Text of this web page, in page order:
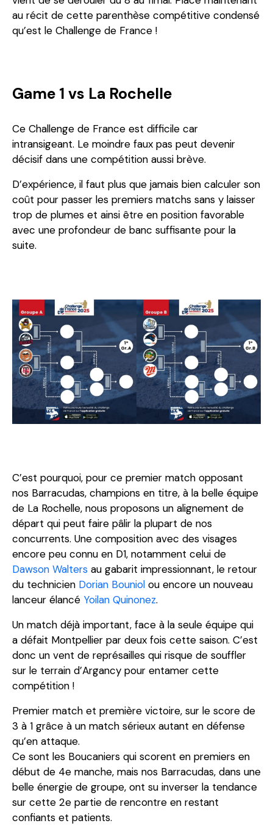
au récit de cette parenthèse compétitive condensé
qu’est le Challenge de France !
Game 1 vs La Rochelle
Ce Challenge de France est difficile car
intransigeant. Le moindre faux pas peut devenir
décisif dans une compétition aussi brève.
D’expérience, il faut plus que jamais bien calculer son
coût pour passer les premiers matchs sans y laisser
trop de plumes et ainsi être en position favorable
avec une profondeur de banc suffisante pour la
suite.
C’est pourquoi, pour ce premier match opposant
nos Barracudas, champions en titre, à la belle équipe
de La Rochelle, nous proposons un alignement de
départ qui peut faire pâlir la plupart de nos
concurrents. Une composition avec des visages
encore peu connu en D1, notamment celui de
Dawson Walters au gabarit impressionnant, le retour
du technicien Dorian Bouniol ou encore un nouveau
lanceur élancé Yoilan Quinonez.
Un match déjà important, face à la seule équipe qui
a défait Montpellier par deux fois cette saison. C’est
donc un vent de représailles qui risque de souffler
sur le terrain d’Argancy pour entamer cette
compétition !
Premier match et première victoire, sur le score de
3 à 1 grâce à un match sérieux autant en défense
qu’en attaque.
Ce sont les Boucaniers qui scorent en premiers en
début de 4e manche, mais nos Barracudas, dans une
belle énergie de groupe, ont su inverser la tendance
sur cette 2e partie de rencontre en restant
confiants et patients.